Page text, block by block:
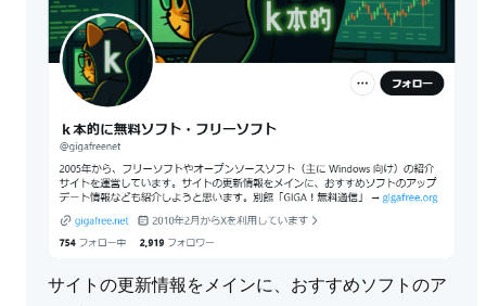
サイトの更新情報をメインに、おすすめソフトのア